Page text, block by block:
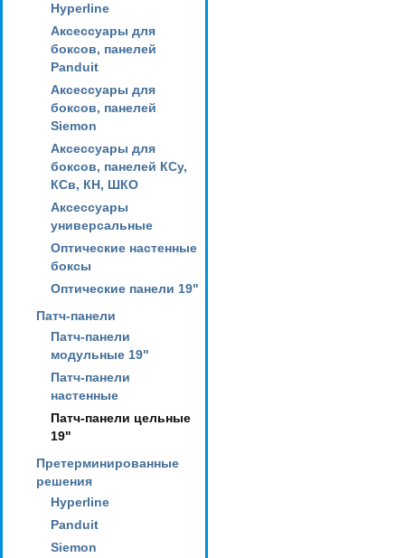
Hyperline
Аксессуары для
боксов, панелей
Panduit
Аксессуары для
боксов, панелей
Siemon
Аксессуары для
боксов, панелей КСу,
КСв, КН, ШКО
Аксессуары
универсальные
Оптические настенные
боксы
Оптические панели 19"
Патч-панели
Патч-панели
модульные 19"
Патч-панели
настенные
Патч-панели цельные
19"
Претерминированные
решения
Hyperline
Panduit
Siemon